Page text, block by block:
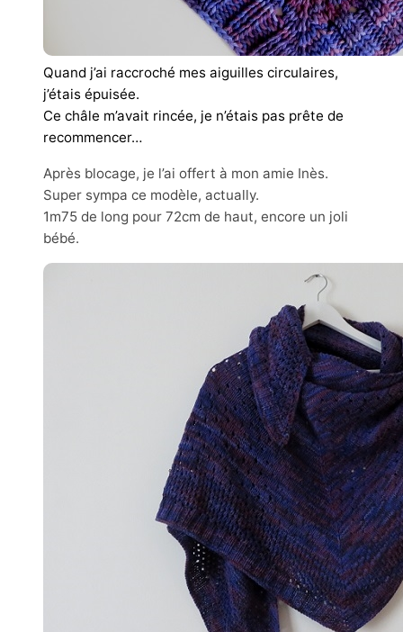
Quand j’ai raccroché mes aiguilles circulaires,
j’étais épuisée.
Ce châle m’avait rincée, je n’étais pas prête de
recommencer…
Après blocage, je l’ai offert à mon amie Inès.
Super sympa ce modèle, actually.
1m75 de long pour 72cm de haut, encore un joli
bébé.